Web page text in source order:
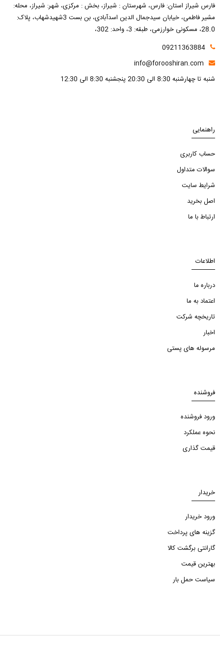
فارس شیراز استان: فارس، شهرستان : شیراز، بخش : مرکزی، شهر: شیراز، محله:
مشیر فاطمی، خیابان سیدجمال الدین اسدآبادی، بن بست 3شهیدشهاب، پلاک:
28.0، مسکونی خوارزمی، طبقه: 3، واحد: 302،
09211363884
info@forooshiran.com
شنبه تا چهارشنبه 8:30 الی 20:30 پنجشنبه 8:30 الی 12:30
راهنمایی
حساب کاربری
سوالات متداول
شرایط سایت
اصل بخرید
ارتباط با ما
اطلاعات
درباره ما
اعتماد به ما
تاریخچه شرکت
اخبار
مرسوله های پستی
فروشنده
ورود فروشنده
نحوه عملکرد
قیمت گذاری
خریدار
ورود خریدار
گزینه های پرداخت
گارانتی برگشت کالا
بهترین قیمت
سیاست حمل بار